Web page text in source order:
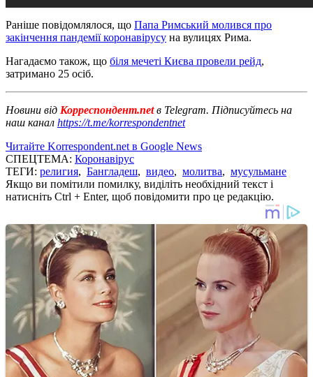
Раніше повідомлялося, що Папа Римський молився про
закінчення пандемії коронавірусу на вулицях Рима.
Нагадаємо також, що біля мечеті Києва провели рейд,
затримано 25 осіб.
Новини від Корреспондент.netв Telegram. Підписуйтесь на
наш канал https://t.me/korrespondentnet
Читайте Korrespondent.net в Google News
СПЕЦТЕМА: Коронавірус
ТЕГИ: религия, Бангладеш, видео, молитва, мусульмане
Якщо ви помітили помилку, виділіть необхідний текст і
натисніть Ctrl + Enter, щоб повідомити про це редакцію.